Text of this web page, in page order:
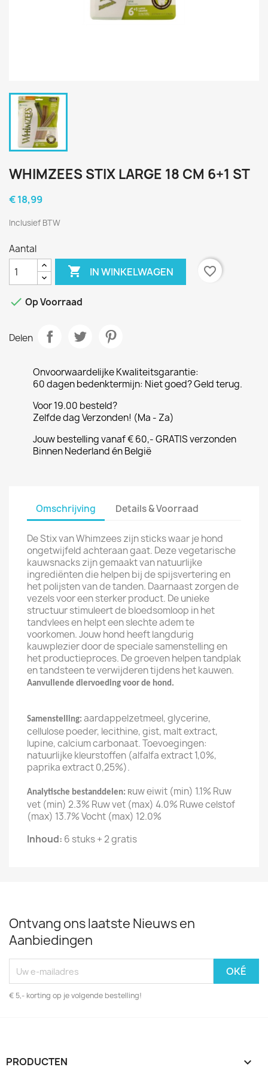
WHIMZEES STIX LARGE 18 CM 6+1 ST
€ 18,99
Inclusief BTW
Aantal
 IN WINKELWAGEN favorite_border
 Op Voorraad
Delen
Onvoorwaardelijke Kwaliteitsgarantie:
60 dagen bedenktermijn: Niet goed? Geld terug.
Voor 19.00 besteld?
Zelfde dag Verzonden! (Ma - Za)
Jouw bestelling vanaf € 60,- GRATIS verzonden
Binnen Nederland én België
Omschrijving Details & Voorraad
De Stix van Whimzees zijn sticks waar je hond
ongetwijfeld achteraan gaat. Deze vegetarische
kauwsnacks zijn gemaakt van natuurlijke
ingrediënten die helpen bij de spijsvertering en
het polijsten van de tanden. Daarnaast zorgen de
vezels voor een sterker product. De unieke
structuur stimuleert de bloedsomloop in het
tandvlees en helpt een slechte adem te
voorkomen. Jouw hond heeft langdurig
kauwplezier door de speciale samenstelling en
het productieproces. De groeven helpen tandplak
en tandsteen te verwijderen tijdens het kauwen.
Aanvullende diervoeding voor de hond.
Samenstelling: aardappelzetmeel, glycerine,
cellulose poeder, lecithine, gist, malt extract,
lupine, calcium carbonaat. Toevoegingen:
natuurlijke kleurstoffen (alfalfa extract 1,0%,
paprika extract 0,25%).
Analytische bestanddelen: Ruw eiwit (min) 1.1% Ruw
vet (min) 2.3% Ruw vet (max) 4.0% Ruwe celstof
(max) 13.7% Vocht (max) 12.0%
Inhoud: 6 stuks + 2 gratis
Ontvang ons laatste Nieuws en
Aanbiedingen
€ 5,- korting op je volgende bestelling!
PRODUCTEN 